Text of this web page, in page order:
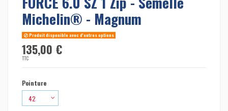
Michelin® - Magnum
Produit disponible avec d'autres options
135,00 €
TTC
Pointure